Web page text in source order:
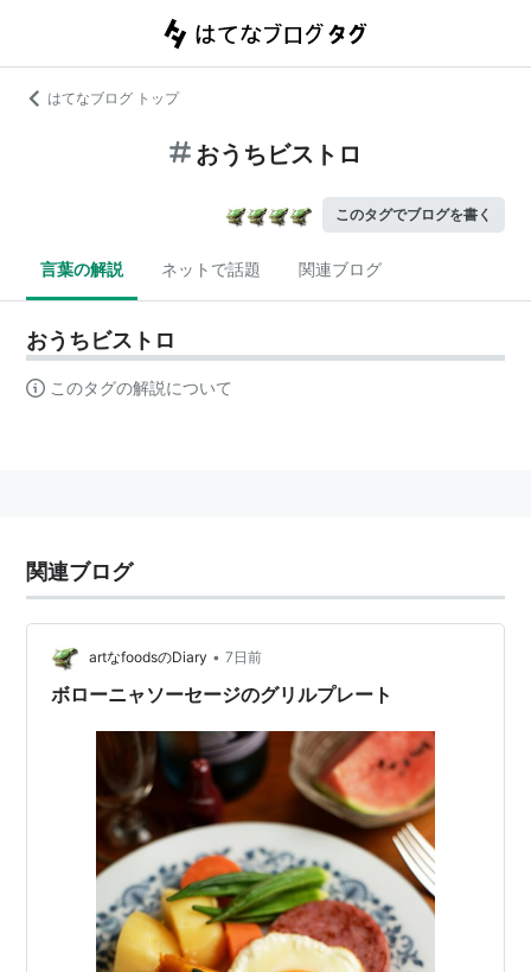
はてなブログ トップ
おうちビストロ
このタグでブログを書く
言葉の解説 ネットで話題 関連ブログ
おうちビストロ
このタグの解説について
関連ブログ
artなfoodsのDiary • 7日前
ボローニャソーセージのグリルプレート